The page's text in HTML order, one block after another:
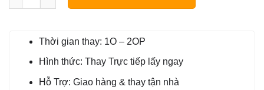
Thời gian thay: 1O – 2OP
Hình thức: Thay Trực tiếp lấy ngay
Hỗ Trợ: Giao hàng & thay tận nhà